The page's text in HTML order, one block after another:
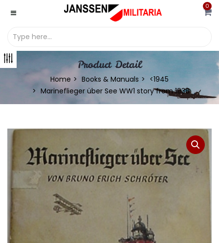
0
Product Detail
Home Books & Manuals
<1945
Marineflieger über See WW1 story from 1938